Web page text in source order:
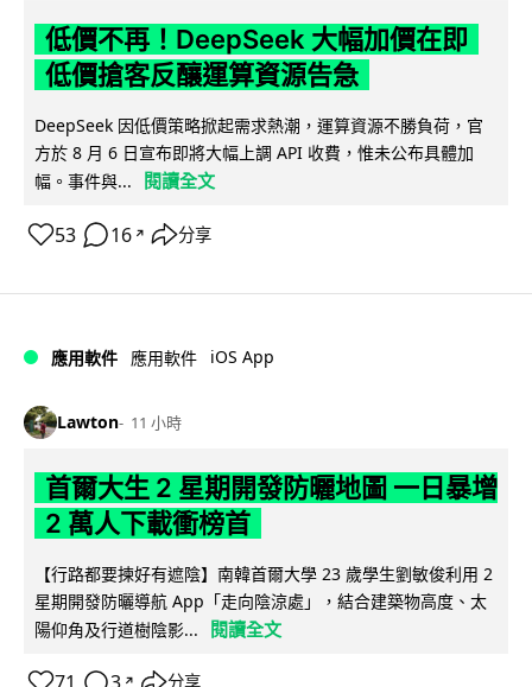
低價不再！DeepSeek 大幅加價在即
低價搶客反釀運算資源告急
DeepSeek 因低價策略掀起需求熱潮，運算資源不勝負荷，官
方於 8 月 6 日宣布即將大幅上調 API 收費，惟未公布具體加
幅。事件與...
閱讀全文
53 16 ↗ 分享
應用軟件 應用軟件 iOS App
Lawton 11 小時
首爾大生 2 星期開發防曬地圖 一日暴增
2 萬人下載衝榜首
【行路都要揀好有遮陰】南韓首爾大學 23 歲學生劉敏俊利用 2
星期開發防曬導航 App「走向陰涼處」，結合建築物高度、太
陽仰角及行道樹陰影...
閱讀全文
↗ 分享